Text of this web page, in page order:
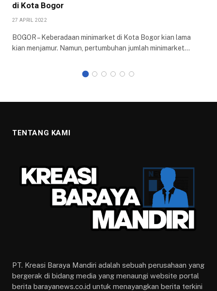
di Kota Bogor
27 APRIL 2022
BOGOR – Keberadaan minimarket di Kota Bogor kian lama
kian menjamur. Namun, pertumbuhan jumlah minimarket…
TENTANG KAMI
PT. Kreasi Baraya Mandiri adalah sebuah perusahaan yang
bergerak di bidang media yang menaungi website portal
berita barayanews.co.id untuk menayangkan berita terkini